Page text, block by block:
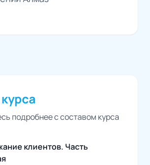
подробнее с составом курса
клиентов. Часть